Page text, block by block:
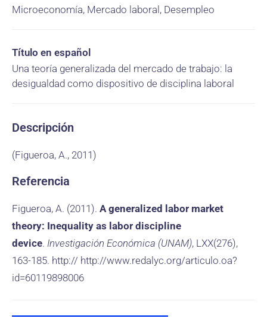
Microeconomía, Mercado laboral, Desempleo
Título en español
Una teoría generalizada del mercado de trabajo: la
desigualdad como dispositivo de disciplina laboral
Descripción
(Figueroa, A., 2011)
Referencia
Figueroa, A. (2011). A generalized labor market
theory: Inequality as labor discipline
device. Investigación Económica (UNAM), LXX(276),
163-185. http:// http://www.redalyc.org/articulo.oa?
id=60119898006